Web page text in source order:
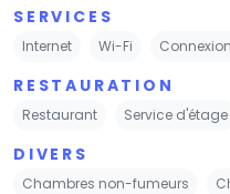
SERVICES
Internet Wi-Fi
RESTAURATION
Restaurant Service d'étage
DIVERS
Chambres non-fumeurs